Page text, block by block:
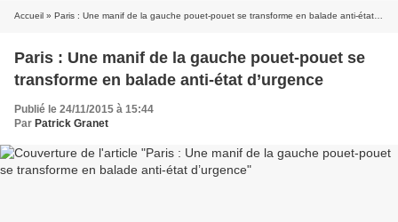
Accueil » Paris : Une manif de la gauche pouet-pouet se transforme en balade anti-état d’urgence
Paris : Une manif de la gauche pouet-pouet se
transforme en balade anti-état d’urgence
Publié le 24/11/2015 à 15:44
Par Patrick Granet